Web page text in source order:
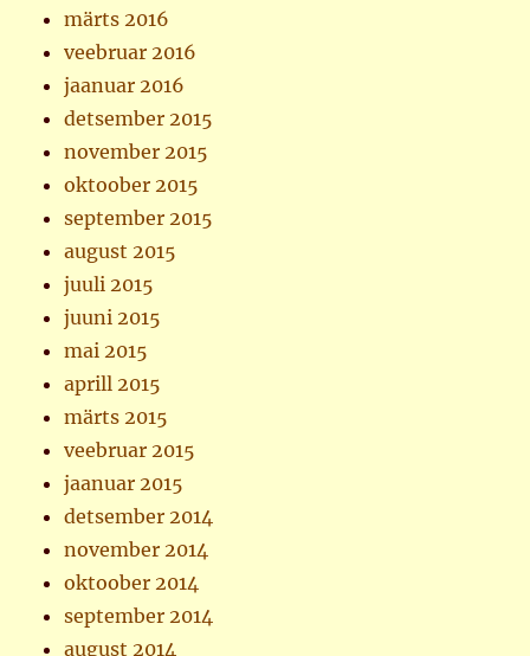
märts 2016
veebruar 2016
jaanuar 2016
detsember 2015
november 2015
oktoober 2015
september 2015
august 2015
juuli 2015
juuni 2015
mai 2015
aprill 2015
märts 2015
veebruar 2015
jaanuar 2015
detsember 2014
november 2014
oktoober 2014
september 2014
august 2014